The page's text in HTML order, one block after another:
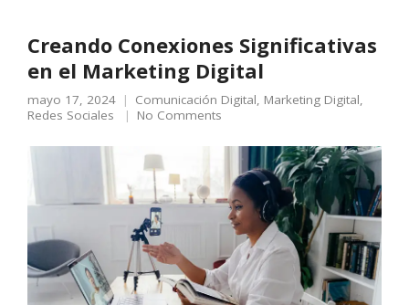
Creando Conexiones Significativas
en el Marketing Digital
mayo 17, 2024 Comunicación Digital, Marketing Digital,
Redes Sociales
No Comments